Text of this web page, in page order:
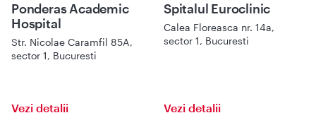
Ponderas Academic
Hospital
Str. Nicolae Caramfil 85A,
sector 1, Bucuresti
Vezi detalii
Spitalul Euroclinic
Calea Floreasca nr. 14a,
sector 1, Bucuresti
Vezi detalii